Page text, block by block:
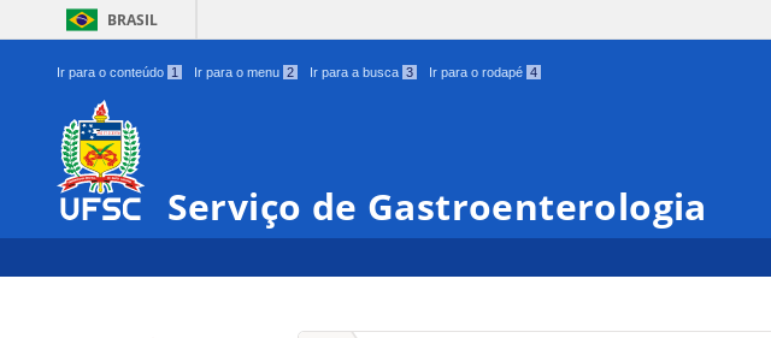
BRASIL
Ir para o conteúdo 1 Ir para o menu 2 Ir para a busca 3 Ir para o rodapé 4
Serviço de Gastroenterologia